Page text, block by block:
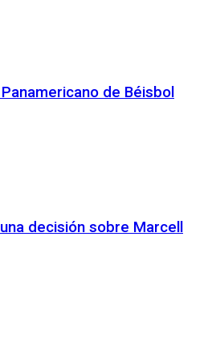
de Béisbol
decisión sobre Marcell